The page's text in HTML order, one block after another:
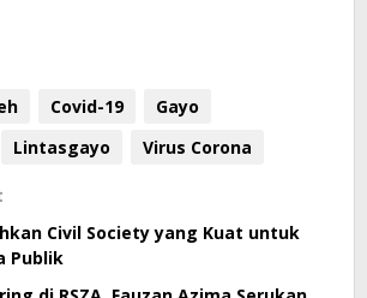
Covid-19
Gayo
Lintasgayo Virus Corona
Civil Society yang Kuat untuk
Publik